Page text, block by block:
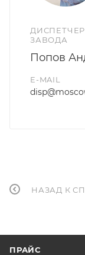
ЗАВОДА
Попов
E-MAIL
НАЗАД К
ПРАЙС